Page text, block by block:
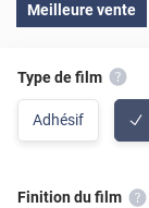
Meilleure vente
Type de film
Adhésif
Finition du film